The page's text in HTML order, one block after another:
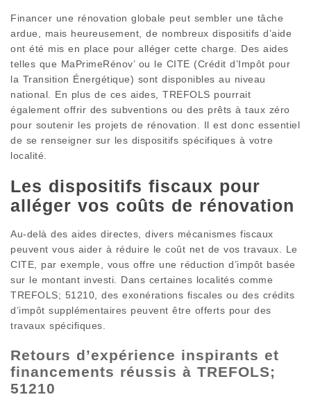
Financer une rénovation globale peut sembler une tâche
ardue, mais heureusement, de nombreux dispositifs d’aide
ont été mis en place pour alléger cette charge. Des aides
telles que MaPrimeRénov’ ou le CITE (Crédit d’Impôt pour
la Transition Énergétique) sont disponibles au niveau
national. En plus de ces aides, TREFOLS pourrait
également offrir des subventions ou des prêts à taux zéro
pour soutenir les projets de rénovation. Il est donc essentiel
de se renseigner sur les dispositifs spécifiques à votre
localité.
Les dispositifs fiscaux pour
alléger vos coûts de rénovation
Au-delà des aides directes, divers mécanismes fiscaux
peuvent vous aider à réduire le coût net de vos travaux. Le
CITE, par exemple, vous offre une réduction d’impôt basée
sur le montant investi. Dans certaines localités comme
TREFOLS; 51210, des exonérations fiscales ou des crédits
d’impôt supplémentaires peuvent être offerts pour des
travaux spécifiques.
Retours d’expérience inspirants et
financements réussis à TREFOLS;
51210